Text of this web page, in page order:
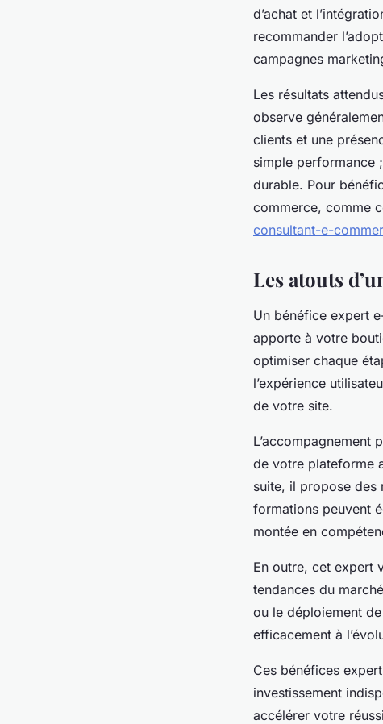
d’achat et
recommander
campagnes
Les résultats
observe
clients et une
simple performance
durable. Pour
commerce, comme
consultant-e-
Les atouts
Un bénéfice expert
apporte à votre
optimiser chaque
l’expérience
de votre site.
L’accompagnement
de votre plateforme
suite, il propose des
formations peuvent
montée en
En outre, cet expert
tendances du
ou le déploiement
efficacement à
Ces bénéfices
investissement
accélérer votre